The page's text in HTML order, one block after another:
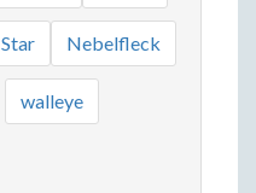
Star Nebelfleck
walleye